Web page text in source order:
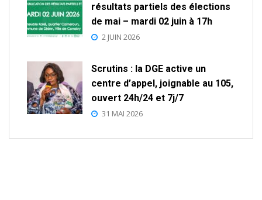
résultats partiels des élections
de mai – mardi 02 juin à 17h
2 JUIN 2026
Scrutins : la DGE active un
centre d’appel, joignable au 105,
ouvert 24h/24 et 7j/7
31 MAI 2026